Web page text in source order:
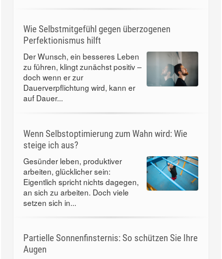
Wie Selbstmitgefühl gegen überzogenen
Perfektionismus hilft
Der Wunsch, ein besseres Leben
zu führen, klingt zunächst positiv –
doch wenn er zur
Dauerverpflichtung wird, kann er
auf Dauer...
Wenn Selbstoptimierung zum Wahn wird: Wie
steige ich aus?
Gesünder leben, produktiver
arbeiten, glücklicher sein:
Eigentlich spricht nichts dagegen,
an sich zu arbeiten. Doch viele
setzen sich in...
Partielle Sonnenfinsternis: So schützen Sie Ihre
Augen